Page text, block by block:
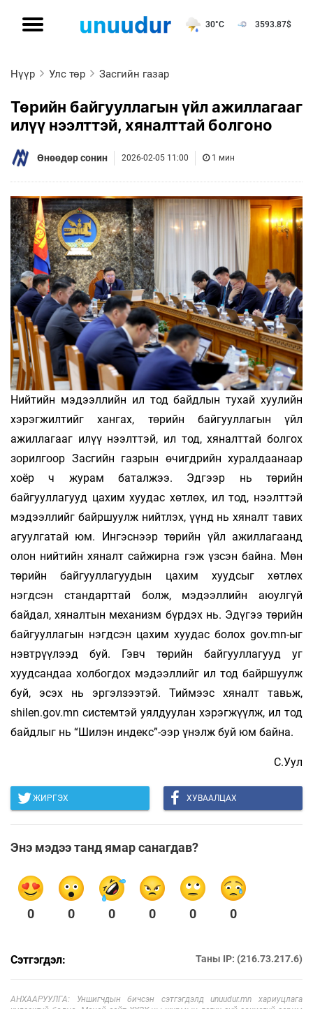
30°C 3593.87$
Нүүр Улс төр Засгийн газар
Төрийн байгууллагын үйл ажиллагааг
илүү нээлттэй, хяналттай болгоно
Өнөөдөр сонин 2026-02-05 11:00 1 мин
Нийтийн мэдээллийн ил тод байдлын тухай хуулийн
хэрэгжилтийг хангах, төрийн байгууллагын үйл
ажиллагааг илүү нээлттэй, ил тод, хяналттай болгох
зорилгоор Засгийн газрын өчигдрийн хуралдаанаар
хоёр ч журам баталжээ. Эдгээр нь төрийн
байгууллагууд цахим хуудас хөтлөх, ил тод, нээлттэй
мэдээллийг байршуулж нийтлэх, үүнд нь хя­налт тавих
агуулгатай юм. Ингэснээр төрийн үйл ажиллагаанд
олон нийтийн хяналт сайжирна гэж үзсэн байна. Мөн
төрийн байгууллагуудын цахим хуудсыг хөтлөх
нэгдсэн стандарттай болж, мэдээллийн аюулгүй
байдал, хяналтын механизм бүрдэх нь. Эдүгээ төрийн
байгууллагын нэгдсэн цахим хуудас болох gov.mn-ыг
нэвтрүүлээд буй. Гэвч төрийн байгууллагууд уг
хуудсандаа холбогдох мэдээллийг ил тод байршуулж
буй, эсэх нь эргэлзээтэй. Тиймээс хяналт тавьж,
shilen.gov.mn системтэй уялдуулан хэрэгжүүлж, ил тод
байд­­­лыг нь “Шилэн индекс”-ээр үнэлж буй юм байна.
С.Уул
ЖИРГЭХ ХУВААЛЦАХ
Энэ мэдээ танд ямар санагдав?
0 0 0 0 0 0
Сэтгэгдэл: Таны IP: (216.73.217.6)
АНХААРУУЛГА: Уншигчдын бичсэн сэтгэгдэлд unuudur.mn хариуцлага